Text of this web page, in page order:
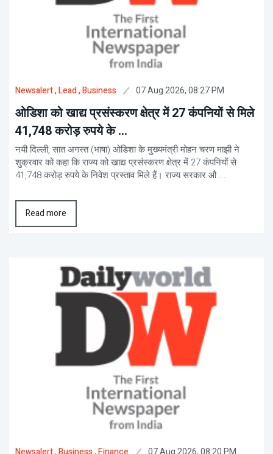
Newsalert, Lead, Business 07 Aug 2026, 08:27 PM
ओडिशा को खाद्य प्रसंस्करण क्षेत्र में 27 कंपनियों से मिले
41,748 करोड़ रुपये के ...
नयी दिल्ली, सात अगस्त (भाषा) ओडिशा के मुख्यमंत्री मोहन चरण माझी ने
शुक्रवार को कहा कि राज्य को खाद्य प्रसंस्करण क्षेत्र में 27 कंपनियों से
41,748 करोड़ रुपये के निवेश प्रस्ताव मिले हैं। राज्य सरकार औ ...
Read more